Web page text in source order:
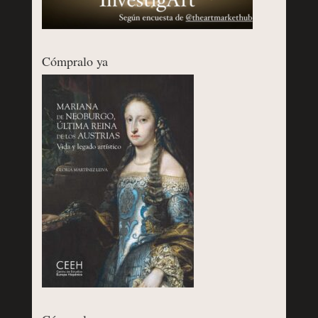
Cómpralo ya